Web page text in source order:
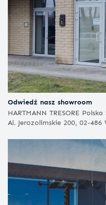
Odwiedź nasz showroom
HARTMANN TRESORE
Al. Jerozolimskie 200, 02-